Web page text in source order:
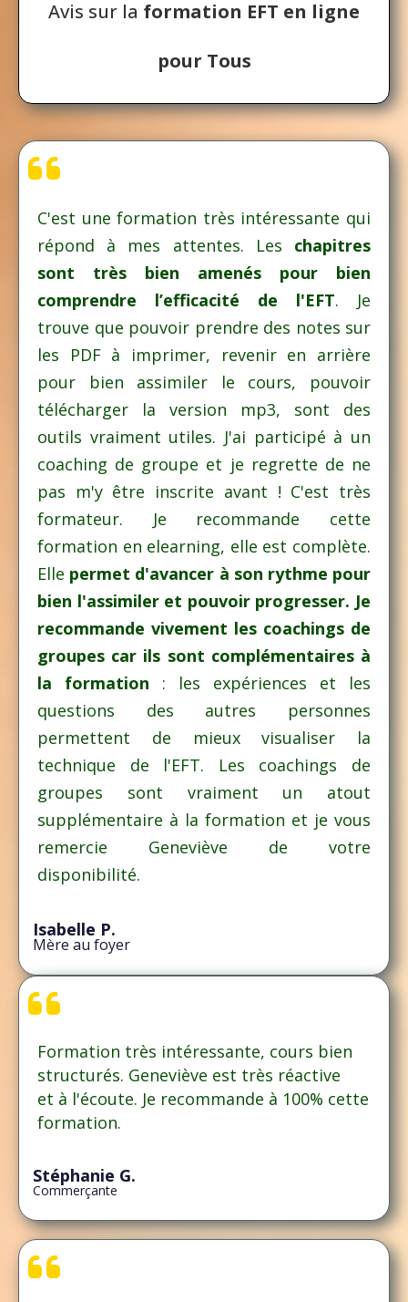
Avis sur la formation EFT en ligne
pour Tous
C'est une formation très intéressante qui
répond à mes attentes. Les chapitres
sont très bien amenés pour bien
comprendre l’efficacité de l'EFT. Je
trouve que pouvoir prendre des notes sur
les PDF à imprimer, revenir en arrière
pour bien assimiler le cours, pouvoir
télécharger la version mp3, sont des
outils vraiment utiles. J'ai participé à un
coaching de groupe et je regrette de ne
pas m'y être inscrite avant ! C'est très
formateur. Je recommande cette
formation en elearning, elle est complète.
Elle permet d'avancer à son rythme pour
bien l'assimiler et pouvoir progresser. Je
recommande vivement les coachings de
groupes car ils sont complémentaires à
la formation : les expériences et les
questions des autres personnes
permettent de mieux visualiser la
technique de l'EFT. Les coachings de
groupes sont vraiment un atout
supplémentaire à la formation et je vous
remercie Geneviève de votre
disponibilité.
Isabelle P.
Mère au foyer
Formation très intéressante, cours bien
structurés. Geneviève est très réactive
et à l'écoute. Je recommande à 100% cette
formation.
Stéphanie G.
Commerçante